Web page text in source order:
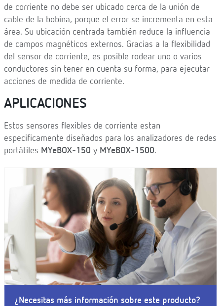
de corriente no debe ser ubicado cerca de la unión de
cable de la bobina, porque el error se incrementa en esta
área. Su ubicación centrada también reduce la influencia
de campos magnéticos externos. Gracias a la flexibilidad
del sensor de corriente, es posible rodear uno o varios
conductores sin tener en cuenta su forma, para ejecutar
acciones de medida de corriente.
APLICACIONES
Estos sensores flexibles de corriente estan
especificamente diseñados para los analizadores de redes
portátiles MYeBOX-150 y MYeBOX-1500.
¿Necesitas más información sobre este producto?